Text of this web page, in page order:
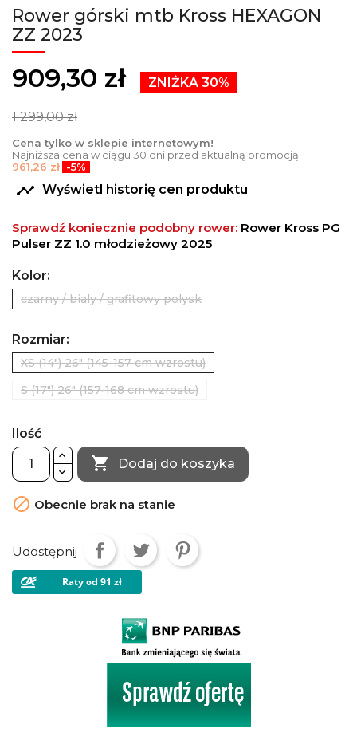
Rower górski mtb Kross HEXAGON
ZZ 2023
909,30 zł ZNIŻKA 30%
1 299,00 zł
Cena tylko w sklepie internetowym!
Najniższa cena w ciągu 30 dni przed aktualną promocją:
961,26 zł -5%
 Wyświetl historię cen produktu
Sprawdź koniecznie podobny rower: Rower Kross PG
Pulser ZZ 1.0 młodzieżowy 2025
Kolor:
czarny / bialy / grafitowy polysk
Rozmiar:
XS (14") 26" (145-157 cm wzrostu)
S (17") 26" (157-168 cm wzrostu)
Ilość
 Dodaj do koszyka
 Obecnie brak na stanie
Udostępnij